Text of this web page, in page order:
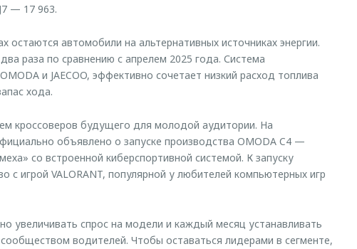
— 17 963.
автомобили на альтернативных источниках энергии.
раза по сравнению с апрелем 2025 года. Система
и JAECOO, эффективно сочетает низкий расход топлива
хода.
кроссоверов будущего для молодой аудитории. На
объявлено о запуске производства OMODA C4 —
со встроенной киберспортивной системой. К запуску
с игрой VALORANT, популярной у любителей компьютерных игр
увеличивать спрос на модели и каждый месяц устанавливать
водителей. Чтобы оставаться лидерами в сегменте,